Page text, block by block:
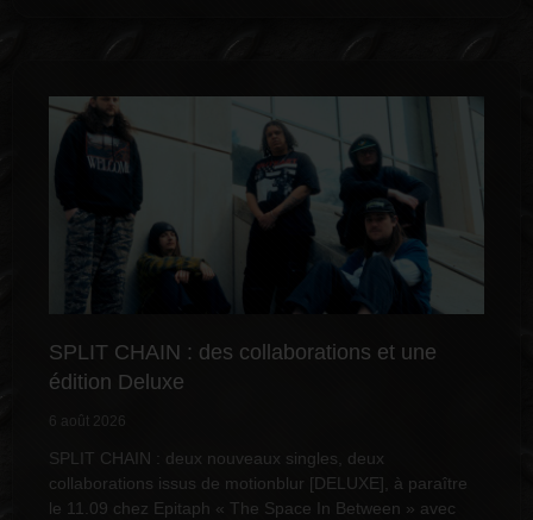
SPLIT CHAIN : des collaborations et une
édition Deluxe
6 août 2026
SPLIT CHAIN : deux nouveaux singles, deux
collaborations issus de motionblur [DELUXE], à paraître
le 11.09 chez Epitaph « The Space In Between » avec